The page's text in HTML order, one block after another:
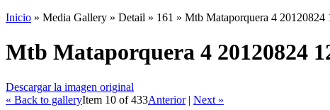
Inicio » Media Gallery » Detail » 161 » Mtb Mataporquera 4 20120824
Mtb Mataporquera 4 20120824
Descargar la imagen original
« Back to galleryItem 10 of 433Anterior| Next »